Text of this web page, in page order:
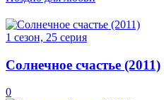
1 сезон, 25 серия
Солнечное счастье (2011)
0